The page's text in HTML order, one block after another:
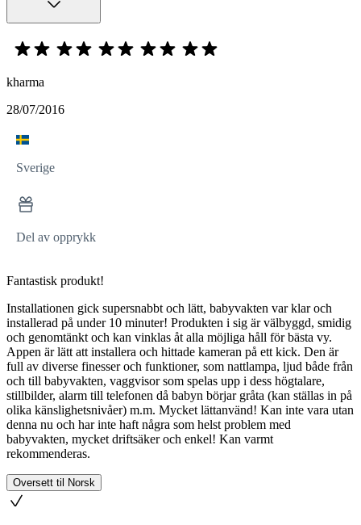
kharma
28/07/2016
Sverige
Del av opprykk
Fantastisk produkt!
Installationen gick supersnabbt och lätt, babyvakten var klar och
installerad på under 10 minuter! Produkten i sig är välbyggd, smidig
och genomtänkt och kan vinklas åt alla möjliga håll för bästa vy.
Appen är lätt att installera och hittade kameran på ett kick. Den är
full av diverse finesser och funktioner, som nattlampa, ljud både från
och till babyvakten, vaggvisor som spelas upp i dess högtalare,
stillbilder, alarm till telefonen då babyn börjar gråta (kan ställas in på
olika känslighetsnivåer) m.m. Mycket lättanvänd! Kan inte vara utan
denna nu och har inte haft några som helst problem med
babyvakten, mycket driftsäker och enkel! Kan varmt
rekommenderas.
Oversett til Norsk